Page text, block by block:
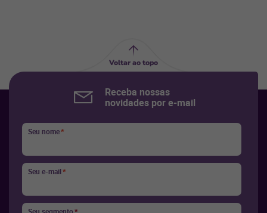
Voltar ao topo
Receba nossas
novidades por e-mail
Seu nome*
Seu e-mail*